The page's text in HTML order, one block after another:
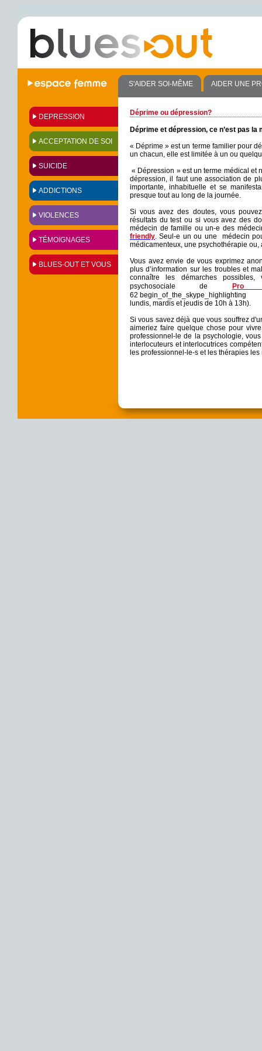
S'AIDER SOI-MÊME AIDER UNE
DEPRESSION
ACCEPTATION DE SOI
SUICIDE
ADDICTIONS
VIOLENCES
TÉMOIGNAGES
BLUES-OUT ET VOUS
Déprime ou dépression?
Déprime et dépression, ce n’est pas la
« Déprime » est un terme familier pour
un chacun, elle est limitée à un ou
« Dépression » est un terme médical et
dépression, il faut une association de
importante, inhabituelle et se
presque tout au long de la journée.
Si vous avez des doutes, vous
résultats du test ou si vous avez des
médecin de famille ou un-e des
friendly. Seul-e un ou une médecin
médicamenteux, une psychothérapie
Vous avez envie de vous exprimez
plus d’information sur les troubles et
connaître les démarches possibles,
psychosocialede
Pro
62 begin_of_the_skype_highlighting
lundis, mardis et jeudis de 10h à 13h).
Si vous savez déjà que vous souffrez
aimeriez faire quelque chose pour
professionnel-le de la psychologie,
interlocuteurs et interlocutrices
les professionnel-le-s et les thérapies